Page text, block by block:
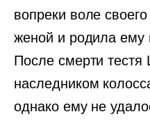
вопреки воле
женой и родила ему
После смерти
наследником
однако ему не